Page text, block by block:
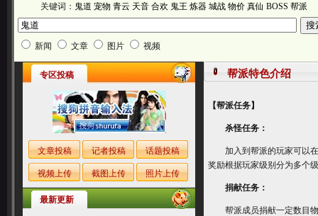
关键词： 鬼道 宠物 青云 天音 合欢 鬼王 炼器 城战 物价 真仙 BOSS 帮派
新闻 文章 图片 视频
专区投稿
文章投稿 记者投稿 话题投稿
视频上传 截图上传 照片上传
最新更新
帮派特色介绍
【帮派任务】
杀怪任务：
加入到帮派的玩家可以在
奖励根据玩家级别分为多个
捐献任务：
帮派成员捐献一定数目物